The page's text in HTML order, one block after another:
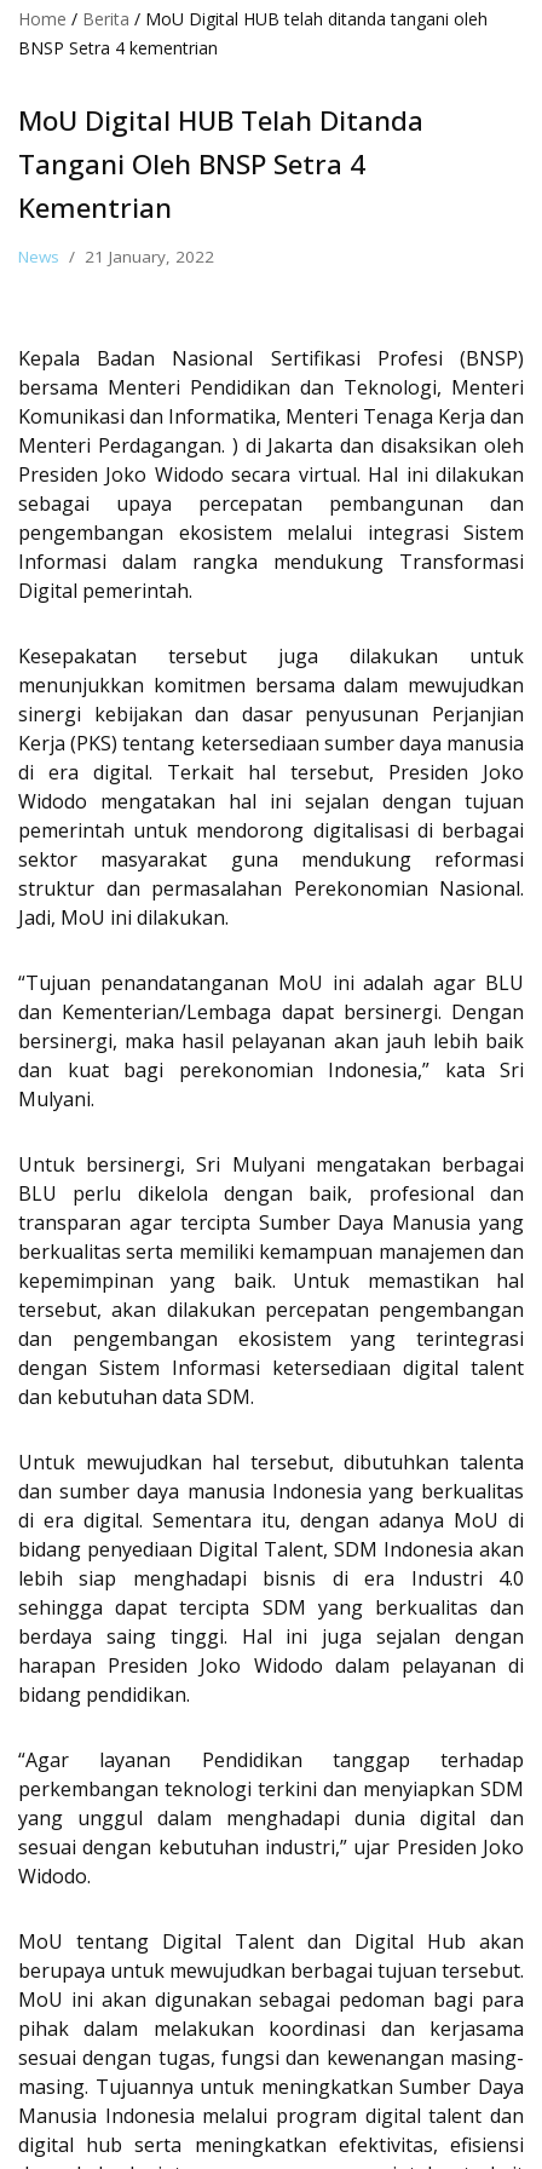
Home / Berita / MoU Digital HUB telah ditanda tangani oleh
BNSP Setra 4 kementrian
MoU Digital HUB Telah Ditanda
Tangani Oleh BNSP Setra 4
Kementrian
News 21 January, 2022
Kepala Badan Nasional Sertifikasi Profesi (BNSP)
bersama Menteri Pendidikan dan Teknologi, Menteri
Komunikasi dan Informatika, Menteri Tenaga Kerja dan
Menteri Perdagangan. ) di Jakarta dan disaksikan oleh
Presiden Joko Widodo secara virtual. Hal ini dilakukan
sebagai upaya percepatan pembangunan dan
pengembangan ekosistem melalui integrasi Sistem
Informasi dalam rangka mendukung Transformasi
Digital pemerintah.
Kesepakatan tersebut juga dilakukan untuk
menunjukkan komitmen bersama dalam mewujudkan
sinergi kebijakan dan dasar penyusunan Perjanjian
Kerja (PKS) tentang ketersediaan sumber daya manusia
di era digital. Terkait hal tersebut, Presiden Joko
Widodo mengatakan hal ini sejalan dengan tujuan
pemerintah untuk mendorong digitalisasi di berbagai
sektor masyarakat guna mendukung reformasi
struktur dan permasalahan Perekonomian Nasional.
Jadi, MoU ini dilakukan.
“Tujuan penandatanganan MoU ini adalah agar BLU
dan Kementerian/Lembaga dapat bersinergi. Dengan
bersinergi, maka hasil pelayanan akan jauh lebih baik
dan kuat bagi perekonomian Indonesia,” kata Sri
Mulyani.
Untuk bersinergi, Sri Mulyani mengatakan berbagai
BLU perlu dikelola dengan baik, profesional dan
transparan agar tercipta Sumber Daya Manusia yang
berkualitas serta memiliki kemampuan manajemen dan
kepemimpinan yang baik. Untuk memastikan hal
tersebut, akan dilakukan percepatan pengembangan
dan pengembangan ekosistem yang terintegrasi
dengan Sistem Informasi ketersediaan digital talent
dan kebutuhan data SDM.
Untuk mewujudkan hal tersebut, dibutuhkan talenta
dan sumber daya manusia Indonesia yang berkualitas
di era digital. Sementara itu, dengan adanya MoU di
bidang penyediaan Digital Talent, SDM Indonesia akan
lebih siap menghadapi bisnis di era Industri 4.0
sehingga dapat tercipta SDM yang berkualitas dan
berdaya saing tinggi. Hal ini juga sejalan dengan
harapan Presiden Joko Widodo dalam pelayanan di
bidang pendidikan.
“Agar layanan Pendidikan tanggap terhadap
perkembangan teknologi terkini dan menyiapkan SDM
yang unggul dalam menghadapi dunia digital dan
sesuai dengan kebutuhan industri,” ujar Presiden Joko
Widodo.
MoU tentang Digital Talent dan Digital Hub akan
berupaya untuk mewujudkan berbagai tujuan tersebut.
MoU ini akan digunakan sebagai pedoman bagi para
pihak dalam melakukan koordinasi dan kerjasama
sesuai dengan tugas, fungsi dan kewenangan masing-
masing. Tujuannya untuk meningkatkan Sumber Daya
Manusia Indonesia melalui program digital talent dan
digital hub serta meningkatkan efektivitas, efisiensi